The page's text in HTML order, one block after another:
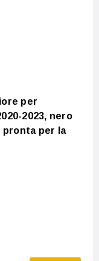
per
2023, nero
pronta per la